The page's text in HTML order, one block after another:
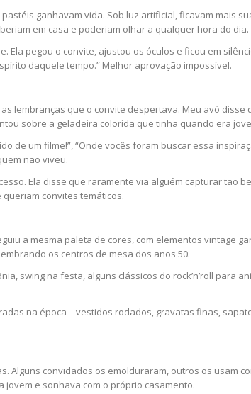
ganhavam vida. Sob luz artificial, ficavam mais
em casa e poderiam olhar a qualquer hora do dia.
pegou o convite, ajustou os óculos e ficou em
daquele tempo.” Melhor aprovação impossível.
lembranças que o convite despertava. Meu avô disse
sobre a geladeira colorida que tinha quando era
de um filme!”, “Onde vocês foram buscar essa
não viveu.
Ela disse que raramente via alguém capturar tão
convites temáticos.
a mesma paleta de cores, com elementos vintage
os centros de mesa dos anos 50.
swing na festa, alguns clássicos do rock’n’roll para
na época – vestidos rodados, gravatas finas,
Alguns convidados os emolduraram, outros os usam
jovem e sonhava com o próprio casamento.